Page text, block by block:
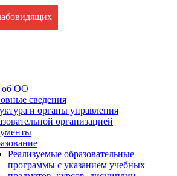
об ОО
сведения
и органы управления
организацией
Реализуемые образовательные
программы с указанием учебных